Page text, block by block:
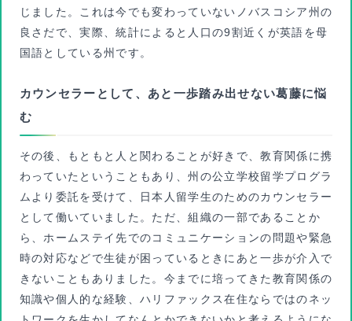
じました。これは今でも変わっていないノバスコシア州の
良さだで、実際、統計によると人口の9割近くが英語を母
国語としている州です。
カウンセラーとして、あと一歩踏み出せない葛藤に悩
む
その後、もともと人と関わることが好きで、教育関係に携
わっていたということもあり、州の公立学校留学プログラ
ムより委託を受けて、日本人留学生のためのカウンセラー
として働いていました。ただ、組織の一部であることか
ら、ホームステイ先でのコミュニケーションの問題や緊急
時の対応などで生徒が困っているときにあと一歩が介入で
きないこともありました。今までに培ってきた教育関係の
知識や個人的な経験、ハリファックス在住ならではのネッ